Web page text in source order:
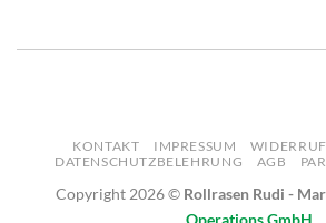
KONTAKT IMPRESSUM
DATENSCHUTZBELEHRUNG
AGB
Copyright 2026 © Rollrasen Rudi -
Operations GmbH